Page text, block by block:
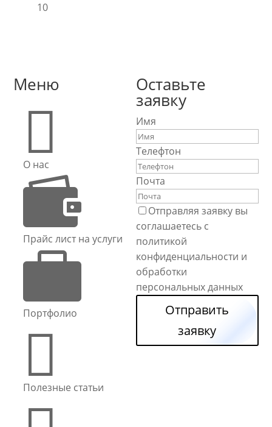
10
Меню

О нас

Прайс лист на услуги

Портфолио

Полезные статьи
Оставьте
заявку
Имя
Телефтон
Почта
Отправляя заявку вы
соглашаетесь с
политикой
конфиденциальности и
обработки
персональных данных
Отправить
заявку